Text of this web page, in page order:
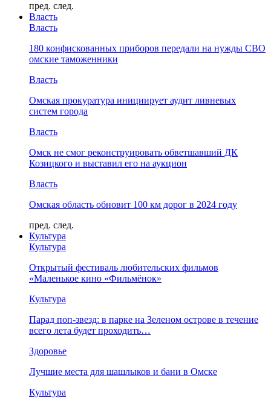
пред. след.
Власть
Власть
180 конфискованных приборов передали на нужды СВО
омские таможенники
Власть
Омская прокуратура инициирует аудит ливневых
систем города
Власть
Омск не смог реконструировать обветшавший ДК
Козицкого и выставил его на аукцион
Власть
Омская область обновит 100 км дорог в 2024 году
пред. след.
Культура
Культура
Открытый фестиваль любительских фильмов
«Маленькое кино «Фильмёнок»
Культура
Парад поп-звезд: в парке на Зеленом острове в течение
всего лета будет проходить…
Здоровье
Лучшие места для шашлыков и бани в Омске
Культура